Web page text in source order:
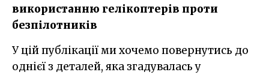
використанню гелікоптерів проти
безпілотників
У цій публікації ми хочемо повернутись до
однієї з деталей, яка згадувалась у